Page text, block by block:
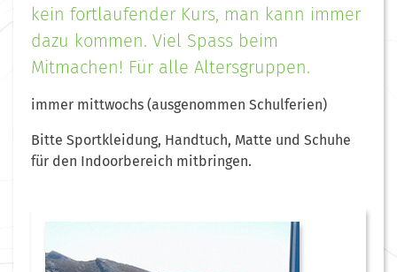
kein fortlaufender Kurs, man kann immer
dazu kommen. Viel Spass beim
Mitmachen! Für alle Altersgruppen.
immer mittwochs (ausgenommen Schulferien)
Bitte Sportkleidung, Handtuch, Matte und Schuhe
für den Indoorbereich mitbringen.